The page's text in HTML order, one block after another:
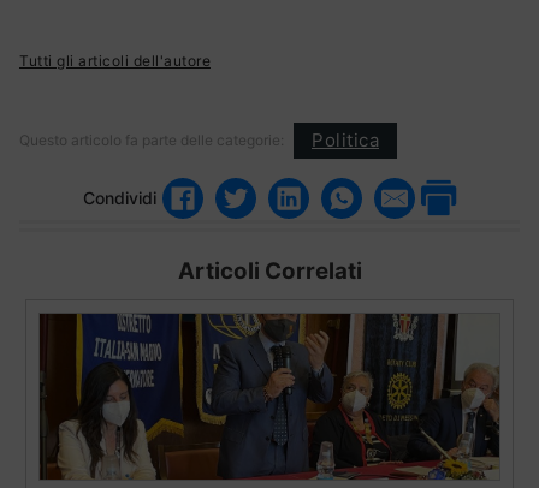
Tutti gli articoli dell'autore
Questo articolo fa parte delle categorie: Politica
Condividi
Articoli Correlati